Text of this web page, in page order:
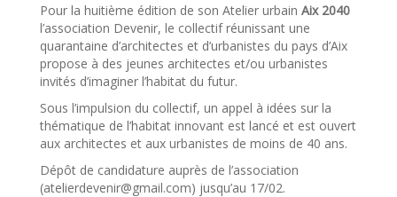
Pour la huitième édition de son Atelier urbain Aix 2040
l’association Devenir, le collectif réunissant une
quarantaine d’architectes et d’urbanistes du pays d’Aix
propose à des jeunes architectes et/ou urbanistes
invités d’imaginer l’habitat du futur.
Sous l’impulsion du collectif, un appel à idées sur la
thématique de l’habitat innovant est lancé et est ouvert
aux architectes et aux urbanistes de moins de 40 ans.
Dépôt de candidature auprès de l’association
(atelierdevenir@gmail.com) jusqu’au 17/02.